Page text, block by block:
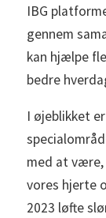
IBG
gennem
kan hjælpe
bedre
I øjeblikket
med at være,
vores hjerte
2023 løfte